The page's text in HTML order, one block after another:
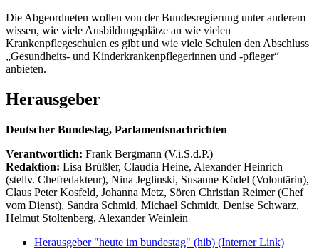
Die Abgeordneten wollen von der Bundesregierung unter anderem
wissen, wie viele Ausbildungsplätze an wie vielen
Krankenpflegeschulen es gibt und wie viele Schulen den Abschluss
„Gesundheits- und Kinderkrankenpflegerinnen und -pfleger“
anbieten.
Herausgeber
Deutscher Bundestag, Parlamentsnachrichten
Verantwortlich: Frank Bergmann (V.i.S.d.P.)
Redaktion: Lisa Brüßler, Claudia Heine, Alexander Heinrich
(stellv. Chefredakteur), Nina Jeglinski, Susanne Ködel (Volontärin),
Claus Peter Kosfeld, Johanna Metz, Sören Christian Reimer (Chef
vom Dienst), Sandra Schmid, Michael Schmidt, Denise Schwarz,
Helmut Stoltenberg, Alexander Weinlein
Herausgeber "heute im bundestag" (hib) (Interner Link)